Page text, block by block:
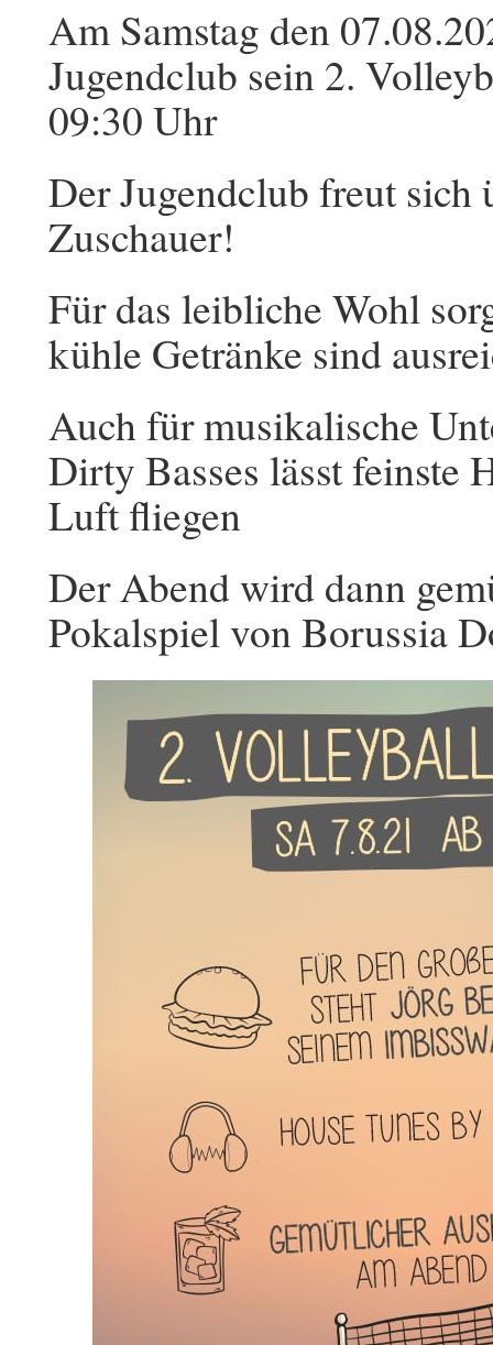
Am Samstag den
Jugendclub sein 2.
09:30 Uhr
Der Jugendclub freut sich
Zuschauer!
Für das leibliche Wohl
kühle Getränke sind
Auch für musikalische
Dirty Basses lässt feinste
Luft fliegen
Der Abend wird dann
Pokalspiel von Borussia